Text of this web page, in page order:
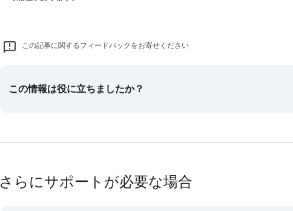
この記事に関するフィードバックをお寄せください
この情報は役に立ちましたか？
さらにサポートが必要な場合